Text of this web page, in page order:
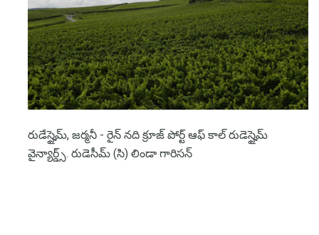
రుడేస్హైమ్, జర్మనీ - రైన్ నది క్రూజ్ పోర్ట్ ఆఫ్ కాల్ రుడెస్హైమ్
వైన్యార్డ్స్. రుడెసీమ్ (సి) లిండా గారిసన్